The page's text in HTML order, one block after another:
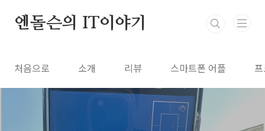
엔돌슨의 IT이야기
처음으로 소개 리뷰 스마트폰 어플